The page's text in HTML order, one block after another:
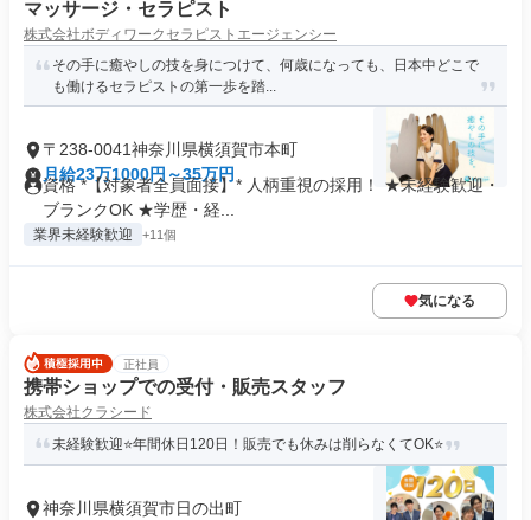
マッサージ・セラピスト
株式会社ボディワークセラピストエージェンシー
その手に癒やしの技を身につけて、何歳になっても、日本中どこで
も働けるセラピストの第一歩を踏...
〒238-0041神奈川県横須賀市本町
月給23万1000円～35万円
資格 *【対象者全員面接】* 人柄重視の採用！ ★未経験歓迎・
ブランクOK ★学歴・経...
業界未経験歓迎 +11個
気になる
正社員
携帯ショップでの受付・販売スタッフ
株式会社クラシード
未経験歓迎⭐年間休日120日！販売でも休みは削らなくてOK⭐
神奈川県横須賀市日の出町